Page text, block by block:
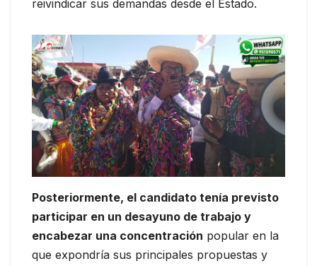
reivindicar sus demandas desde el Estado.
Posteriormente, el candidato tenía previsto
participar en un desayuno de trabajo y
encabezar una concentración popular en la
que expondría sus principales propuestas y